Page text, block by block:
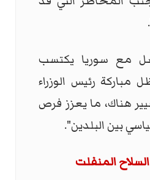
مع سوريا يكتسب
رئيس الوزراء
هناك، ما يعزز فرص
بين البلدين".
المنفلت